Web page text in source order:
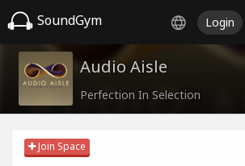
SoundGym Login
Audio Aisle
Perfection In Selection
Join Space